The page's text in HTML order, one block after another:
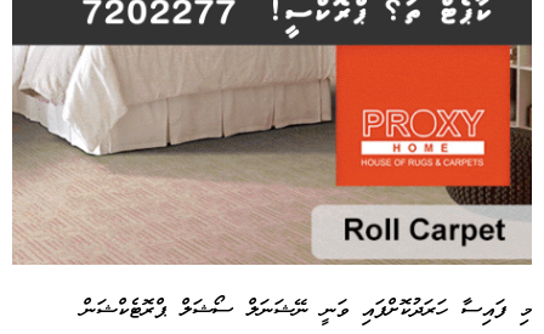
މި ފައިސާ ހަރަދުކޮށްފައި ވަނީ ނޭޝަނަލް ސޯޝަލް ޕްރޮޓެކްޝަން